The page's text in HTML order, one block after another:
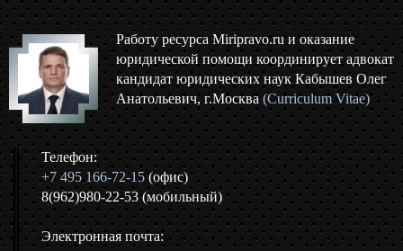
Работу ресурса Miripravo.ru и оказание
юридической помощи координирует адвокат
кандидат юридических наук Кабышев Олег
Анатольевич, г.Москва (Curriculum Vitae)
Телефон:
+7 495 166-72-15(офис)
8(962)980-22-53 (мобильный)
Электронная почта: